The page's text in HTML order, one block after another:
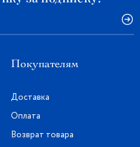
Покупателям
Доставка
Оплата
Возврат товара